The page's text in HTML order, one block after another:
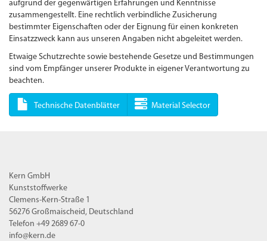
aufgrund der gegenwärtigen Erfahrungen und Kenntnisse
zusammengestellt. Eine rechtlich verbindliche Zusicherung
bestimmter Eigenschaften oder der Eignung für einen konkreten
Einsatzzweck kann aus unseren Angaben nicht abgeleitet werden.
Etwaige Schutzrechte sowie bestehende Gesetze und Bestimmungen
sind vom Empfänger unserer Produkte in eigener Verantwortung zu
beachten.
Technische Datenblätter Material Selector
Kern GmbH
Kunststoffwerke
Clemens-Kern-Straße 1
56276 Großmaischeid, Deutschland
Telefon +49 2689 67-0
info@kern.de